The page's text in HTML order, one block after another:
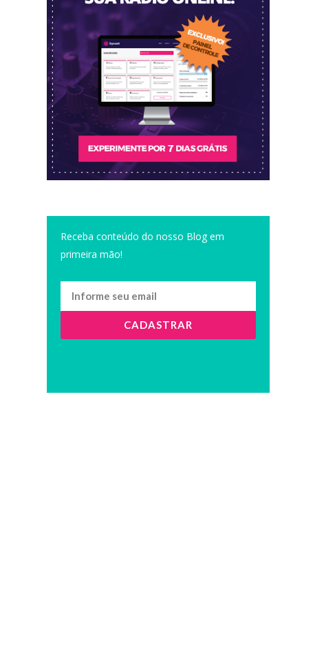
Receba conteúdo do nosso Blog em
primeira mão!
CADASTRAR